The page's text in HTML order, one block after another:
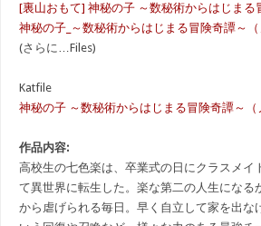
[裏山おもて] 神秘の子 ～数秘術からはじまる
神秘の子_～数秘術からはじまる冒険奇譚～
(さらに…Files)
Katfile
神秘の子 ～数秘術からはじまる冒険奇譚～
作品内容:
高校生の七色楽は、卒業式の日にクラスメ
て異世界に転生した。楽な第二の人生にな
から虐げられる毎日。早く自立して家を出